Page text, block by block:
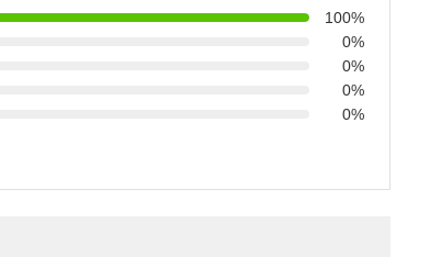
100%
0%
0%
0%
0%